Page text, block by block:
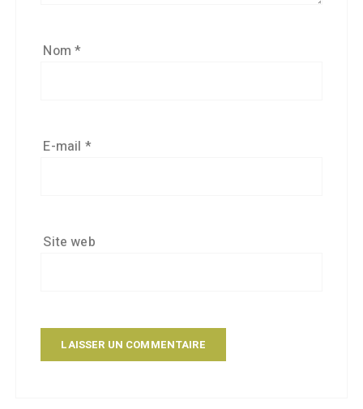
Nom*
E-mail *
Site web